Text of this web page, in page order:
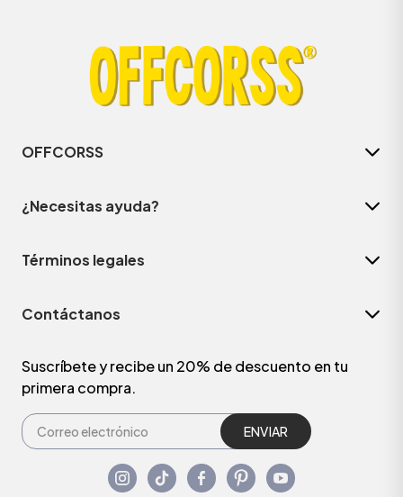
OFFCORSS
¿Necesitas ayuda?
Términos legales
Contáctanos
Suscríbete y recibe un 20% de descuento en tu
primera compra.
ENVIAR